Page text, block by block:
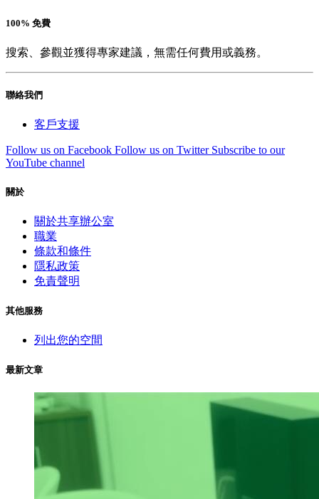
100% 免費
搜索、參觀並獲得專家建議，無需任何費用或義務。
聯絡我們
客戶支援
Follow us on Facebook Follow us on Twitter Subscribe to our
YouTube channel
關於
關於共享辦公室
職業
條款和條件
隱私政策
免責聲明
其他服務
列出您的空間
最新文章